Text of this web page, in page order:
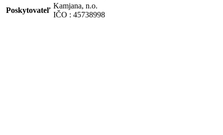
Poskytovateľ
Kamjana, n.o.
IČO : 45738998